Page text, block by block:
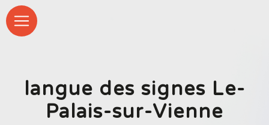
langue des signes Le-
Palais-sur-Vienne
Panneau de gestion des cookies